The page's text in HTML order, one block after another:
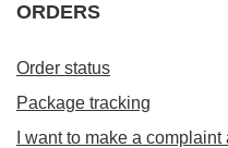
ORDERS
Order status
Package tracking
I want to make a